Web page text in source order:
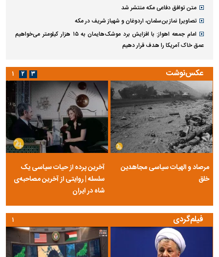
متن توافق دفاعی مکه منتشر شد
تصاویر| نماز بن‌سلمان، اردوغان و شهباز شریف در مکه
امام‌ جمعه اهواز: با افزایش برد موشک‌هایمان به ۱۵ هزار کیلومتر می‌خواهیم
عمق خاک آمریکا را هدف قرار دهیم
عکس‌نوشت
مرصاد و الهیات سیاسی مجاهدین
خلق
آخرین پرده از حیات سیاسی یک
سلسله | روایتی از آخرین مصاحبه‌ی
شاه در ایران
۱ ۲ ۳
فیلم‌گردی ۱